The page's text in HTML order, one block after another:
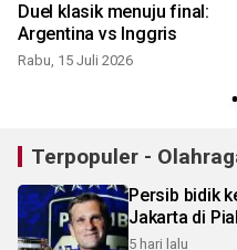
Duel klasik menuju final:
Argentina vs Inggris
Rabu, 15 Juli 2026
Terpopuler -
Persib bidik
Jakarta di
5 hari lalu